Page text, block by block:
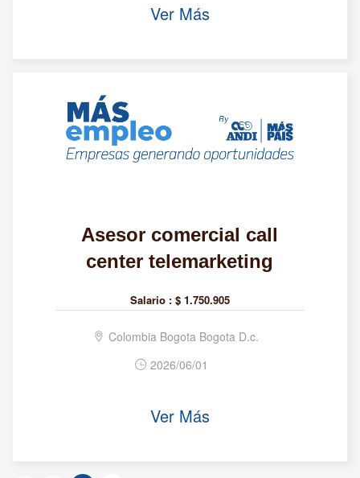
Ver Más
Asesor comercial call
center telemarketing
Salario : $ 1.750.905
Colombia Bogota Bogota D.c.
2026/06/01
Ver Más